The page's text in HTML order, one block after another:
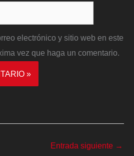
electrónico y sitio web en este
vez que haga un comentario.
Entrada siguiente →